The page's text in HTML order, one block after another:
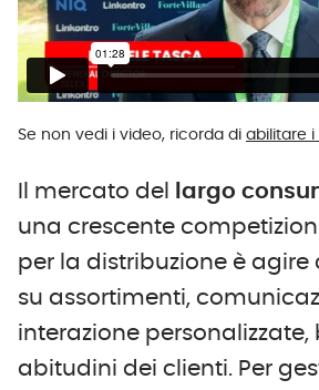
Se non vedi i video, ricorda di abilitare i
Il mercato del largo
una crescente
per la distribuzione è agire
su assortimenti,
interazione personalizzate,
abitudini dei clienti. Per